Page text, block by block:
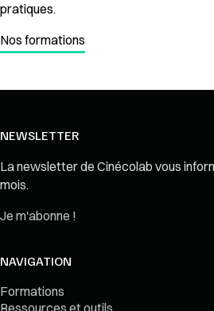
pratiques.
Nos formations
NEWSLETTER
La newsletter de Cinécolab vous
mois.
Je m'abonne !
NAVIGATION
Formations